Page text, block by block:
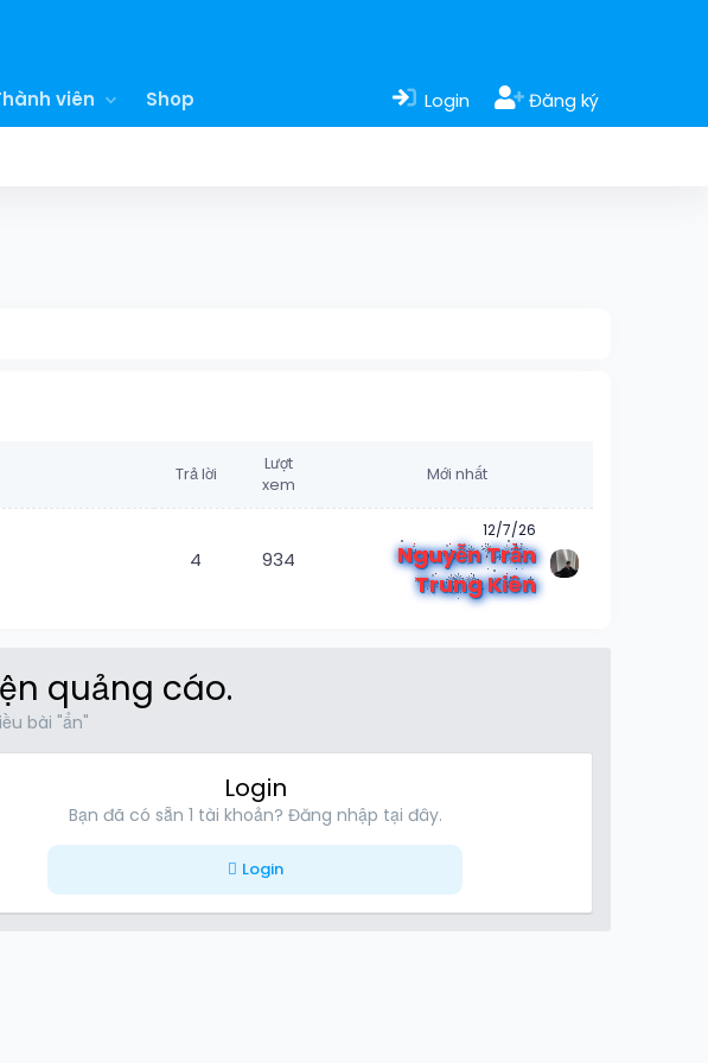
viên Shop Login Đăng ký
Trả lời
Lượt
xem
Mới nhất
4 934
12/7/26
Nguyễn Trần
Trung Kiên
quảng cáo.
bài "ẩn"
Login
Bạn đã có sẵn 1 tài khoản? Đăng nhập tại đây.
Login